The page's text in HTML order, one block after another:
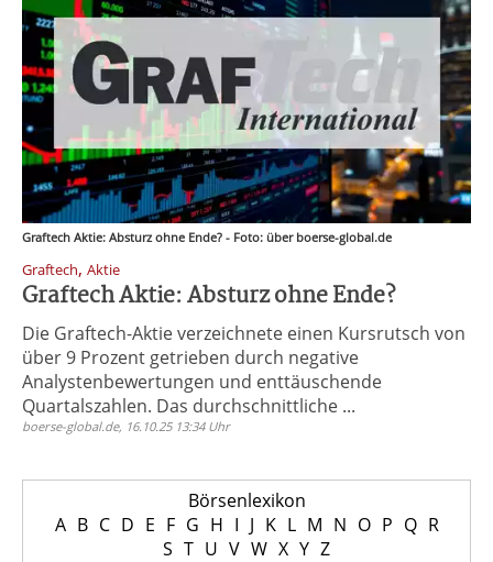
Graftech Aktie: Absturz ohne Ende? - Foto: über boerse-global.de
Graftech, Aktie
Graftech Aktie: Absturz ohne Ende?
Die Graftech-Aktie verzeichnete einen Kursrutsch von
über 9 Prozent getrieben durch negative
Analystenbewertungen und enttäuschende
Quartalszahlen. Das durchschnittliche ...
boerse-global.de, 16.10.25 13:34 Uhr
Börsenlexikon
A B C D E F G H I J K L M N O P Q R
S T U V W X Y Z